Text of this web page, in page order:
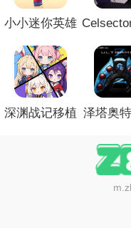
小小迷你英雄
深渊战记移植 泽塔奥
新